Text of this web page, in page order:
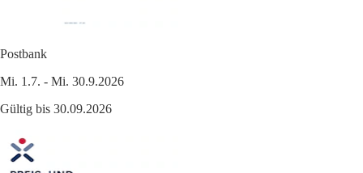
Postbank
Mi. 1.7. - Mi. 30.9.2026
Gültig bis 30.09.2026